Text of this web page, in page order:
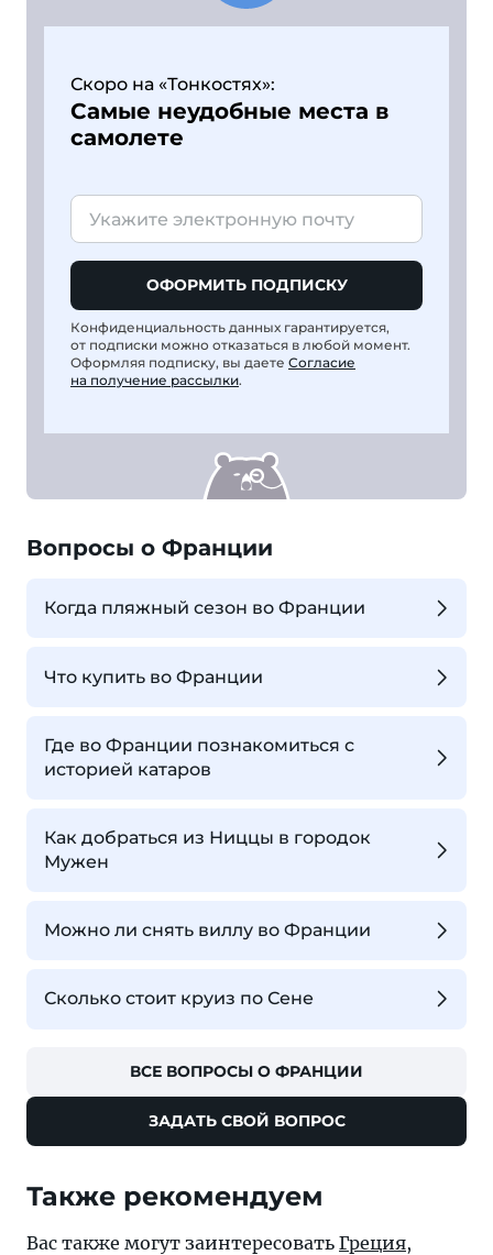
Скоро на «Тонкостях»:
Самые неудобные места в
самолете
ОФОРМИТЬ ПОДПИСКУ
Конфиденциальность данных гарантируется,
от подписки можно отказаться в любой момент.
Оформляя подписку, вы даете Согласие
на получение рассылки.
Вопросы о Франции
Когда пляжный сезон во Франции
Что купить во Франции
Где во Франции познакомиться с
историей катаров
Как добраться из Ниццы в городок
Мужен
Можно ли снять виллу во Франции
Сколько стоит круиз по Сене
ВСЕ ВОПРОСЫ О ФРАНЦИИ
ЗАДАТЬ СВОЙ ВОПРОС
Также рекомендуем
Вас также могут заинтересовать Греция,